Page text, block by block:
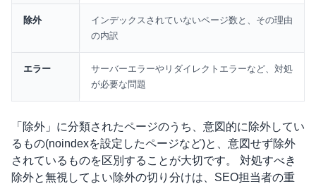
除外
インデックスされていないページ数と、その理由
の内訳
エラー
サーバーエラーやリダイレクトエラーなど、対処
が必要な問題
「除外」に分類されたページのうち、意図的に除外してい
るもの(noindexを設定したページなど)と、意図せず除外
されているものを区別することが大切です。 対処すべき
除外と無視してよい除外の切り分けは、SEO担当者の重